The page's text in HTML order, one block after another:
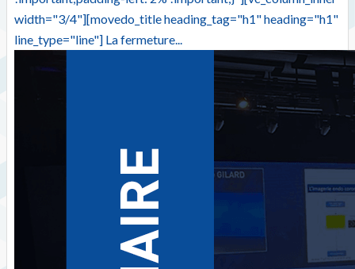
width="3/4"][movedo_title heading_tag="h1" heading="h1"
line_type="line"] La fermeture...